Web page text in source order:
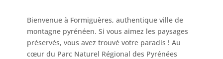
Bienvenue à Formiguères, authentique ville de
montagne pyrénéen. Si vous aimez les paysages
préservés, vous avez trouvé votre paradis ! Au
cœur du Parc Naturel Régional des Pyrénées